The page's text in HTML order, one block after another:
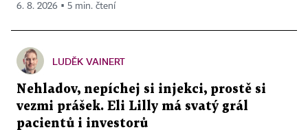
6. 8. 2026 ▪ 5 min. čtení
LUDĚK VAINERT
Nehladov, nepíchej si injekci, prostě si
vezmi prášek. Eli Lilly má svatý grál
pacientů i investorů